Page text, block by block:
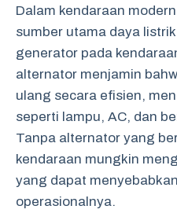
Dalam kendaraan
sumber utama daya
generator pada
alternator menjamin
ulang secara efisien,
seperti lampu, AC, dan
Tanpa alternator yang
kendaraan mungkin
yang dapat
operasionalnya.